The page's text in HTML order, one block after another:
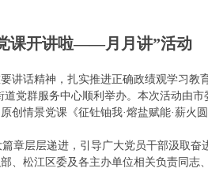
课开讲啦——月月讲”活动
讲话精神，扎实推进正确政绩观学习教
党群服务中心顺利举办。本次活动由
创情景党课《征钍铀我·熔盐赋能·薪火
章层层递进，引导广大党员干部汲取奋
、松江区委及各主办单位相关负责同志